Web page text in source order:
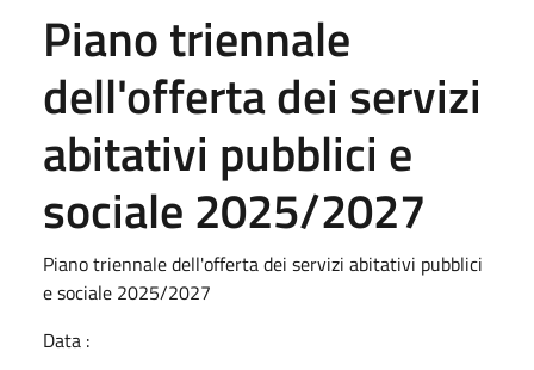
Piano triennale
dell'offerta dei servizi
abitativi pubblici e
sociale 2025/2027
Piano triennale dell'offerta dei servizi abitativi pubblici
e sociale 2025/2027
Data :